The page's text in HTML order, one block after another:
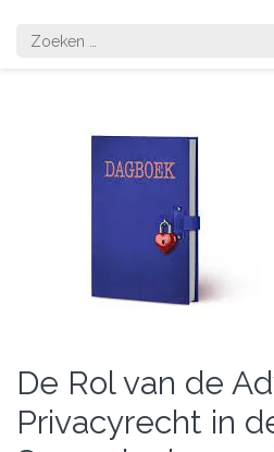
De Rol van de
Privacyrecht in